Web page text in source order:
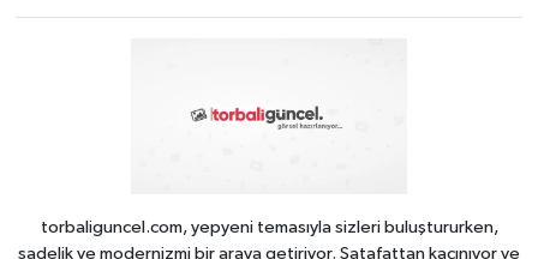
torbaliguncel.com, yepyeni temasıyla sizleri buluştururken,
sadelik ve modernizmi bir araya getiriyor. Şatafattan kaçınıyor ve